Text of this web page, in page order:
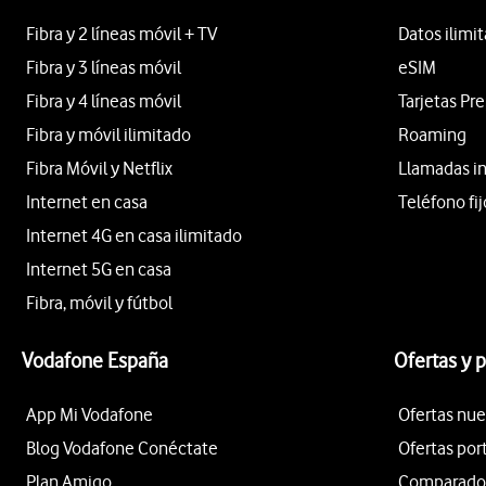
Fibra y 2 líneas móvil + TV
Fibra y 3 líneas móvil
Fibra y 4 líneas móvil
Fibra y móvil ilimitado
Fibra Móvil y Netflix
Internet en casa
Internet 4G en casa ilimitado
Internet 5G en casa
Fibra, móvil y fútbol
Datos
eSIM
Tarjetas
Roaming
Llamadas
Teléfono
Vodafone España
App Mi Vodafone
Blog Vodafone Conéctate
Plan Amigo
Ofertas y
Ofertas
Ofertas